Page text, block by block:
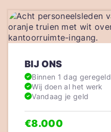
BIJ ONS
Binnen 1 dag geregeld
Wij doen al het werk
Vandaag je geld
€8.000